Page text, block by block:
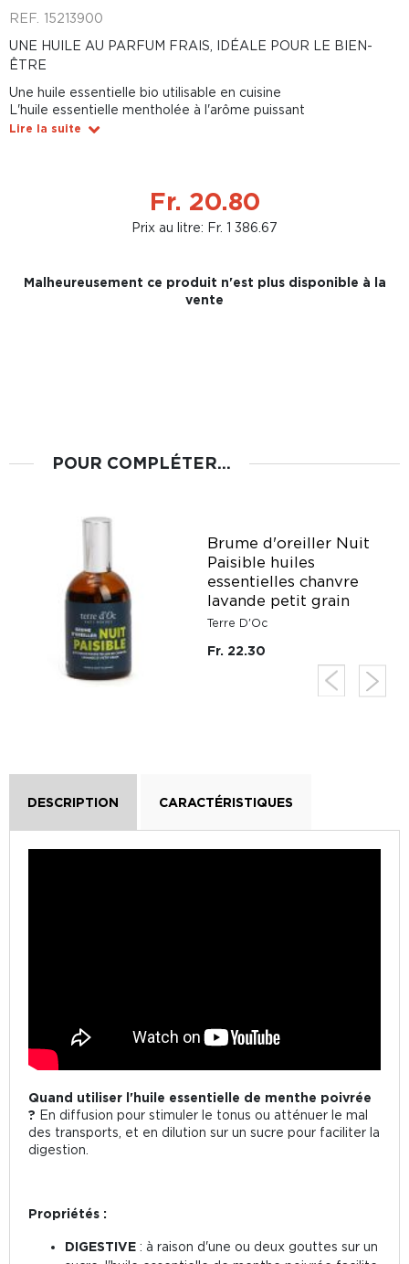
REF. 15213900
UNE HUILE AU PARFUM FRAIS, IDÉALE POUR LE BIEN-
ÊTRE
Une huile essentielle bio utilisable en cuisine
L'huile essentielle mentholée à l'arôme puissant
Lire la suite
Fr. 20.80
Prix au litre: Fr. 1 386.67
Malheureusement ce produit n'est plus disponible à la
vente
POUR COMPLÉTER...
Brume d'oreiller Nuit
Paisible huiles
essentielles chanvre
lavande petit grain
Terre D'Oc
Fr. 22.30
DESCRIPTION CARACTÉRISTIQUES
Quand utiliser l'huile essentielle de menthe poivrée
? En diffusion pour stimuler le tonus ou atténuer le mal
des transports, et en dilution sur un sucre pour faciliter la
digestion.
Propriétés :
DIGESTIVE : à raison d'une ou deux gouttes sur un